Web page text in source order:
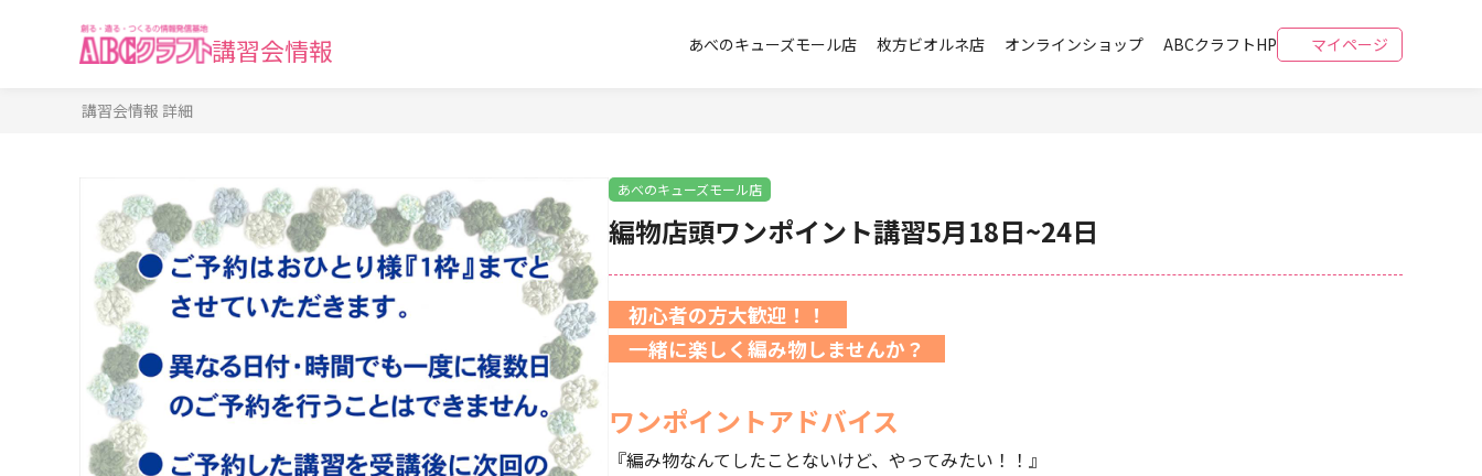
講習会情報 あべのキューズモール店 枚方ビオルネ店 オンラインショップ ABCクラフトHP マイページ
講習会情報 詳細
あべのキューズモール店
編物店頭ワンポイント講習5月18日~24日
初心者の方大歓迎！！
一緒に楽しく編み物しませんか？
ワンポイントアドバイス
『編み物なんてしたことないけど、やってみたい！！』